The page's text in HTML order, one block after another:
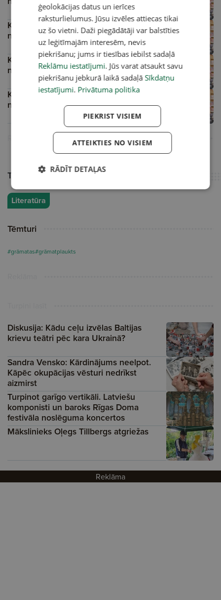
Kultūrzīmju grāmatplaukts: Jaunākās
nedēļas grāmatas
Kultūrzīmju grāmatplaukts: Jaunākās
nedēļas grāmatas
Kultūrzīmju grāmatplaukts: Jaunākās
nedēļas grāmatas
Tēma
Literatūra
Tēmturi
#grāmatas#grāmatplaukts
Diskusija: Kādu ceļu izvēlas Baltijas
krievu teātri pēc kara Ukrainā?
Sandra Vensko: Kārdinājums neelpot.
Kāpēc okupācijas vēsturi nedrīkst
aizmirst
Turpinot garīgo vertikāli. Latviešu
komponisti un baroks Rīgas Doma
festivāla noslēguma koncertos
Mākslinieks Oļegs Tillbergs atgriežas
Reklāma
ģeolokācijas datus un ierīces
raksturlielumus. Jūsu izvēles attiecas tikai
uz šo vietni. Daži piegādātāji var balstīties
uz leģitīmajām interesēm, nevis
piekrišanu; jums ir tiesības iebilst sadaļā
Reklāmu iestatījumi. Jūs varat atsaukt savu
piekrišanu jebkurā laikā sadaļā Sīkdatņu
iestatījumi. Privātuma politika
PIEKRIST VISIEM
ATTEIKTIES NO VISIEM
RĀDĪT DETAĻAS